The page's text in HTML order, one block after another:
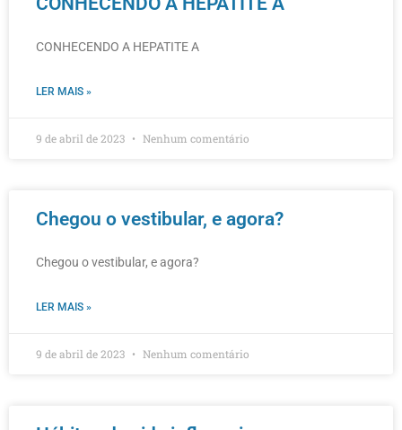
CONHECENDO A HEPATITE A
LER MAIS »
9 de abril de 2023 Nenhum comentário
Chegou o vestibular, e agora?
Chegou o vestibular, e agora?
LER MAIS »
9 de abril de 2023 Nenhum comentário